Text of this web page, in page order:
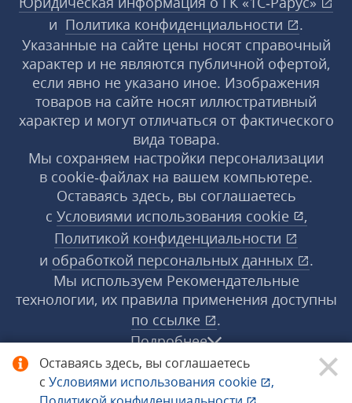
Оставаясь здесь, вы соглашаетесь
с Условиями использования cookie
,
и Политика конфиденциальности
.
Указанные на сайте цены носят справочный
характер и не являются публичной офертой,
если явно не указано иное. Изображения
товаров на сайте носят иллюстративный
характер и могут отличаться от фактического
вида товара.
Мы сохраняем настройки персонализации
в cookie‑файлах на вашем компьютере.
Оставаясь здесь, вы соглашаетесь
с Условиями использования cookie
,
Политикой конфиденциальности
и обработкой персональных данных
.
Мы используем Рекомендательные
технологии, их правила применения доступны
по ссылке
.
Подробнее
© 1998−2026 «1С‑Рарус» ®. Все права